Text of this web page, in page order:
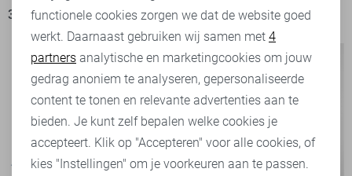
30,00 59,99 25,00 49,99
Analytische cookies
Marketing cookies
functionele cookies zorgen we dat de website goed
werkt. Daarnaast gebruiken wij samen met 4
partners analytische en marketingcookies om jouw
gedrag anoniem te analyseren, gepersonaliseerde
content te tonen en relevante advertenties aan te
bieden. Je kunt zelf bepalen welke cookies je
accepteert. Klik op "Accepteren" voor alle cookies, of
kies "Instellingen" om je voorkeuren aan te passen.